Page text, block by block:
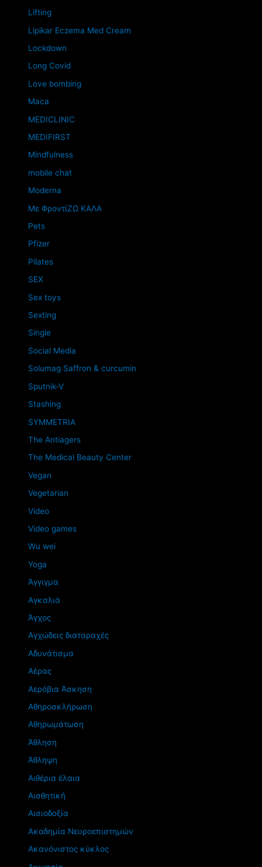
Lifting
Lipikar Eczema Med Cream
Lockdown
Long Covid
Love bombing
Maca
MEDICLINIC
MEDIFIRST
Mindfulness
mobile chat
Moderna
Mε ΦροντίΖΩ ΚΑΛΑ
Pets
Pfizer
Pilates
SEX
Sex toys
Sexting
Single
Social Media
Solumag Saffron & curcumin
Sputnik-V
Stashing
SYMMETRIA
The Antiagers
The Medical Beauty Center
Vegan
Vegetarian
Video
Video games
Wu wei
Yoga
Άγγιγμα
Αγκαλιά
Άγχος
Αγχώδεις διαταραχές
Αδυνάτισμα
Αέρας
Αερόβια Άσκηση
Αθηροσκλήρωση
Αθηρωμάτωση
Άθληση
Άθληψη
Αιθέρια έλαια
Αισθητική
Αισιοδοξία
Ακαδημία Νευροεπιστημών
Ακανόνιστος κύκλος